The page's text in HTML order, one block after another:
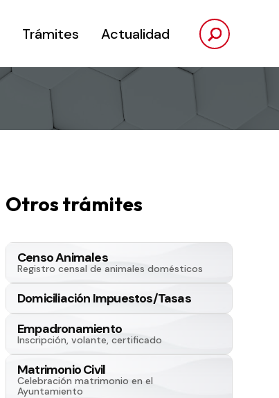
Trámites Actualidad
Otros trámites
Censo Animales
Registro censal de animales domésticos
Domiciliación Impuestos/Tasas
Empadronamiento
Inscripción, volante, certificado
Matrimonio Civil
Celebración matrimonio en el
Ayuntamiento